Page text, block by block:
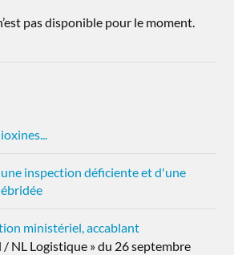
pas disponible pour le moment.
inspection déficiente et d'une
ministériel, accablant
/ NL Logistique » du 26 septembre